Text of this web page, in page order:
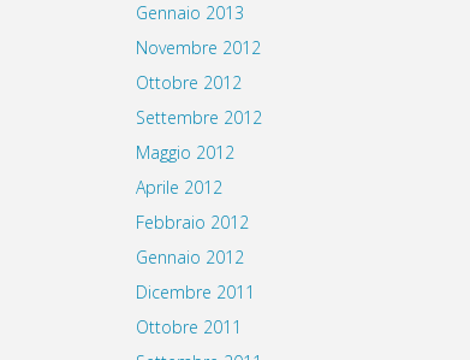
Gennaio 2013
Novembre 2012
Ottobre 2012
Settembre 2012
Maggio 2012
Aprile 2012
Febbraio 2012
Gennaio 2012
Dicembre 2011
Ottobre 2011